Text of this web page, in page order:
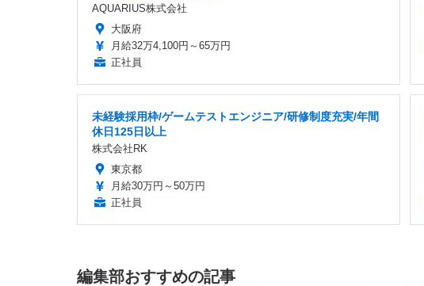
AQUARIUS株式会社
大阪府
月給32万4,100円～65万円
正社員
未経験採用枠/ゲームテストエンジニア/研修制度充実/年間
休日125日以上
株式会社RK
東京都
月給30万円～50万円
正社員
編集部おすすめの記事